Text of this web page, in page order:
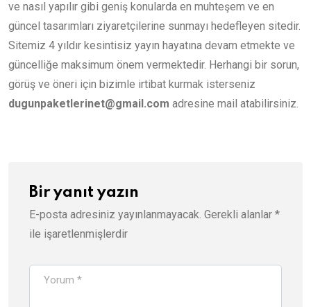
ve nasıl yapılır gibi geniş konularda en muhteşem ve en
güncel tasarımları ziyaretçilerine sunmayı hedefleyen sitedir.
Sitemiz 4 yıldır kesintisiz yayın hayatına devam etmekte ve
güncelliğe maksimum önem vermektedir. Herhangi bir sorun,
görüş ve öneri için bizimle irtibat kurmak isterseniz
dugunpaketlerinet@gmail.com adresine mail atabilirsiniz.
Bir yanıt yazın
E-posta adresiniz yayınlanmayacak. Gerekli alanlar *
ile işaretlenmişlerdir